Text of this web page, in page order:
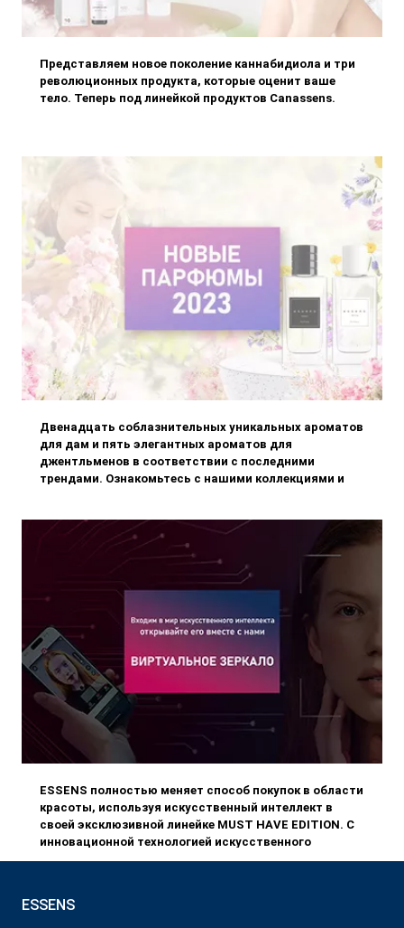
Представляем новое поколение каннабидиола и три
революционных продукта, которые оценит ваше
тело. Теперь под линейкой продуктов Canassens.
Двенадцать соблазнительных уникальных ароматов
для дам и пять элегантных ароматов для
джентльменов в соответствии с последними
трендами. Ознакомьтесь с нашими коллекциями и
ESSENS полностью меняет способ покупок в области
красоты, используя искусственный интеллект в
своей эксклюзивной линейке MUST HAVE EDITION. С
инновационной технологией искусственного
интеллекта "ВИРТУАЛЬНОЕ ЗЕРКАЛО" вы получите
ESSENS